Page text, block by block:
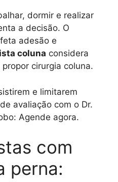
dormir e realizar
a decisão. O
adesão e
coluna considera
cirurgia coluna.
e limitarem
avaliação com o Dr.
Agende agora.
com
perna: